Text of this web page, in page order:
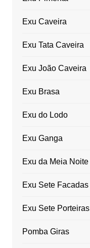
Exu Caveira
Exu Tata Caveira
Exu João Caveira
Exu Brasa
Exu do Lodo
Exu Ganga
Exu da Meia Noite
Exu Sete Facadas
Exu Sete Porteiras
Pomba Giras